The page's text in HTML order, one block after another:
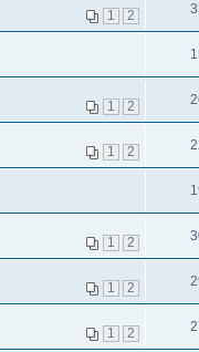
1 2
1 2
1 2
1 2
1 2
1 2